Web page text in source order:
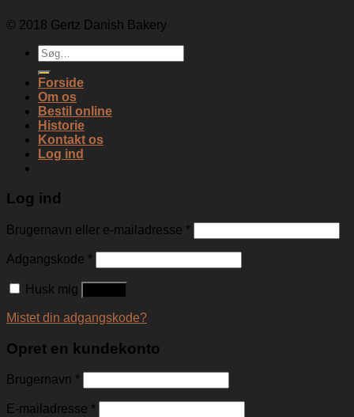
© 2018 Gertz Danish Bakery
Søg
efter:
Forside
Om os
Bestil online
Historie
Kontakt os
Log ind
Log ind
Brugernavn eller e-mailadresse *
Adgangskode *
Husk mig
Mistet din adgangskode?
Opret en kundekonto
Brugernavn *
E-mailadresse *